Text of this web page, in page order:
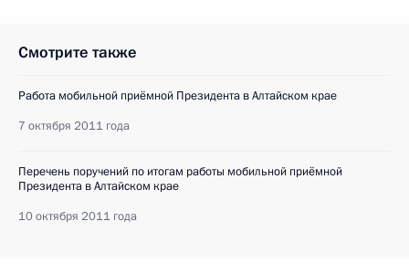
Смотрите также
Работа мобильной приёмной Президента в Алтайском крае
7 октября 2011 года
Перечень поручений по итогам работы мобильной приёмной
Президента в Алтайском крае
10 октября 2011 года